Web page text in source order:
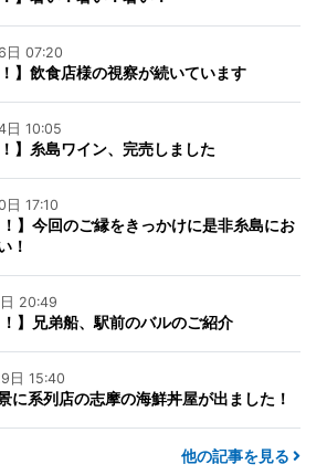
日 07:20
！】飲食店様の視察が続いています
日 10:05
！】糸島ワイン、完売しました
日 17:10
！】今回のご縁をきっかけに是非糸島にお
！
20:49
！】兄弟船、駅前のバルのご紹介
日 15:40
に系列店の志摩の海鮮丼屋が出ました！
他の記事を見る